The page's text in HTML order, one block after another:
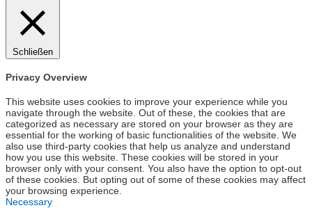
Schließen
Privacy Overview
This website uses cookies to improve your experience while you
navigate through the website. Out of these, the cookies that are
categorized as necessary are stored on your browser as they are
essential for the working of basic functionalities of the website. We
also use third-party cookies that help us analyze and understand
how you use this website. These cookies will be stored in your
browser only with your consent. You also have the option to opt-out
of these cookies. But opting out of some of these cookies may affect
your browsing experience.
Necessary